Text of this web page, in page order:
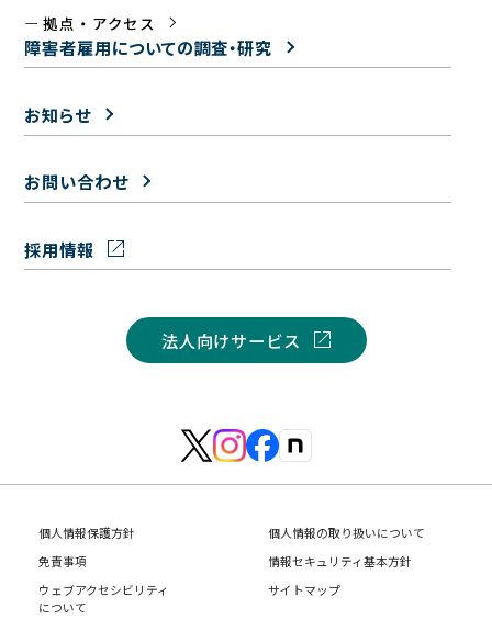
拠点・アクセス
障害者雇用についての調査・研究
お知らせ
お問い合わせ
採用情報
法人向けサービス
個人情報保護方針
個人情報の取り扱いについて
免責事項
情報セキュリティ基本方針
ウェブアクセシビリティ
について
サイトマップ